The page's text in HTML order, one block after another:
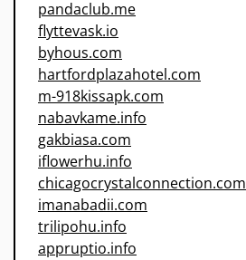
pandaclub.me
flyttevask.io
byhous.com
hartfordplazahotel.com
m-918kissapk.com
nabavkame.info
gakbiasa.com
iflowerhu.info
chicagocrystalconnection.com
imanabadii.com
trilipohu.info
appruptio.info